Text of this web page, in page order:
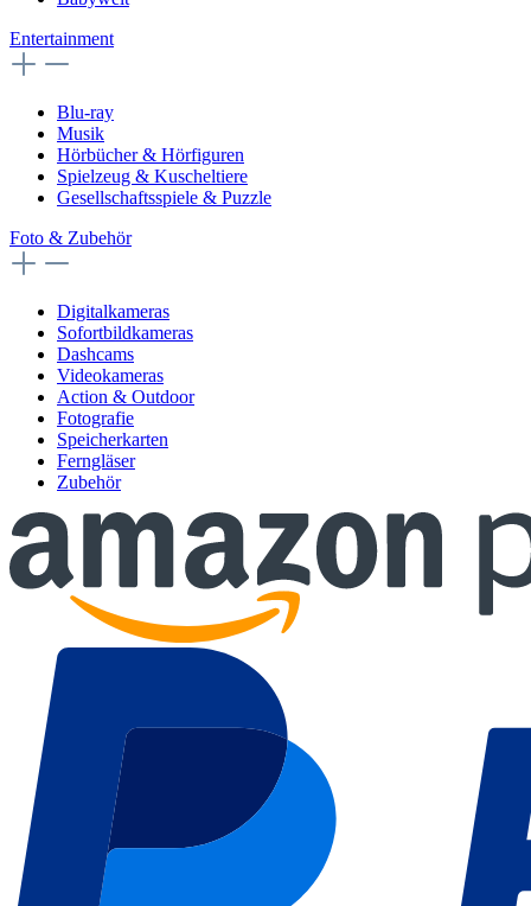
Entertainment
Blu-ray
Musik
Hörbücher & Hörfiguren
Spielzeug & Kuscheltiere
Gesellschaftsspiele & Puzzle
Foto & Zubehör
Digitalkameras
Sofortbildkameras
Dashcams
Videokameras
Action & Outdoor
Fotografie
Speicherkarten
Ferngläser
Zubehör